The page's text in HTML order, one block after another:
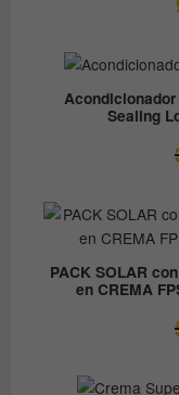
Sealing
PACK SOLAR
en CREMA